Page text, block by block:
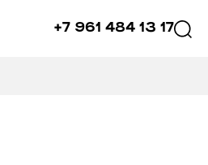
+7 961 484 13 17